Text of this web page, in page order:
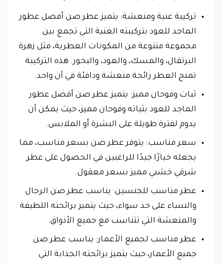
تركيبة غنية ومنعشة: يتميز عطر صن أفضل عطور
الماجد للعود بتركيبته الغنية التي تجمع بين
مجموعة متنوعة من المكونات العطرية، مثل زهرة
البرتقال، والمسك، والعود، والبخور. هذه التركيبة
تمنح العطر رائحة منعشة ودافئة في آن واحد.
ثبات وفوحان مميز: يتميز عطر صن أفضل عطور
الماجد للعود بثباته وفوحان مميز، حيث يمكن أن
يدوم لفترة طويلة على البشرة أو الملابس.
سعر مناسب: يتوفر عطر صن بسعر مناسب، مما
يجعله خيارًا جيدًا للراغبين في الحصول على عطر
شرقي خشبي مميز بسعر معقول.
عطر مناسب للجنسين: يناسب عطر صن الرجال
والنساء على حد سواء، حيث يتميز برائحته اللطيفة
والمنعشة التي تتناسب مع جميع الأذواق.
عطر مناسب لجميع الأعمار: يناسب عطر صن
جميع الأعمار، حيث يتميز برائحته الجذابة التي